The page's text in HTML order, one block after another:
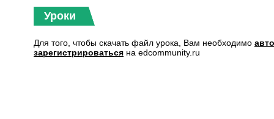
Уроки
Для того, чтобы скачать файл урока, Вам необходимо
зарегистрироваться на edcommunity.ru